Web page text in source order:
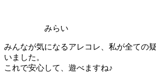
みらい
みんなが気になるアレコレ、私が全ての
いました。
これで安心して、遊べますね♪